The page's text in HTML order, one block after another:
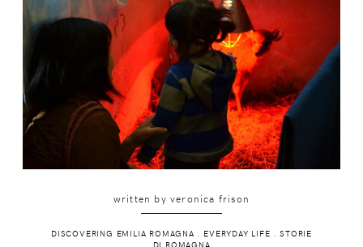
written byveronica frison
DISCOVERING EMILIA ROMAGNA . EVERYDAY LIFE .STORIE
DI ROMAGNA